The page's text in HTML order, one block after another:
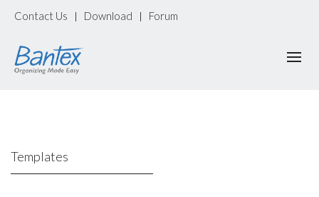
Contact Us | Download | Forum
Templates